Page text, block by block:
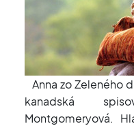
Anna zo Zeleného
kanadská
Montgomeryová.